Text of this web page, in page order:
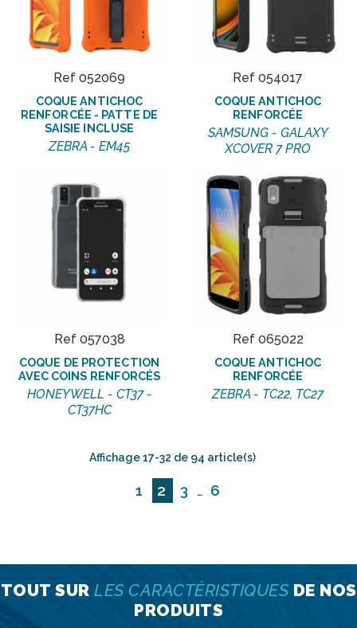
Ref 052069
COQUE ANTICHOC
RENFORCÉE - PATTE DE
SAISIE INCLUSE
ZEBRA - EM45
Ref 054017
COQUE ANTICHOC
RENFORCÉE
SAMSUNG - GALAXY
XCOVER 7 PRO
Ref 057038
COQUE DE PROTECTION
AVEC COINS RENFORCÉS
HONEYWELL - CT37 -
CT37HC
Ref 065022
COQUE ANTICHOC
RENFORCÉE
ZEBRA - TC22, TC27
Affichage 17-32 de 94 article(s)
1 2 3 … 6
TOUT SUR LES CARACTÉRISTIQUESDE NOS
PRODUITS